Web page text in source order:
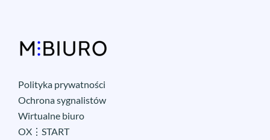
Polityka prywatności
Ochrona sygnalistów
Wirtualne biuro
OX⋮START